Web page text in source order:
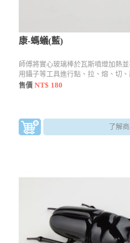
康-螞蟻(藍)
師傅將實心玻璃棒於瓦斯噴燈加熱
用鑷子等工具進行點、拉、熔、切
製作精巧的玻璃藝品。越小的作品越
售價NT$ 180
了解